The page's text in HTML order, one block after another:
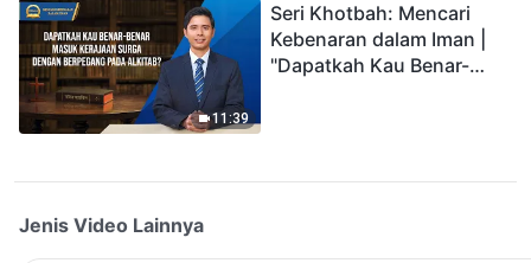
11:39
Seri Khotbah: Mencari
Kebenaran dalam Iman |
"Dapatkah Kau Benar-
Jenis Video Lainnya